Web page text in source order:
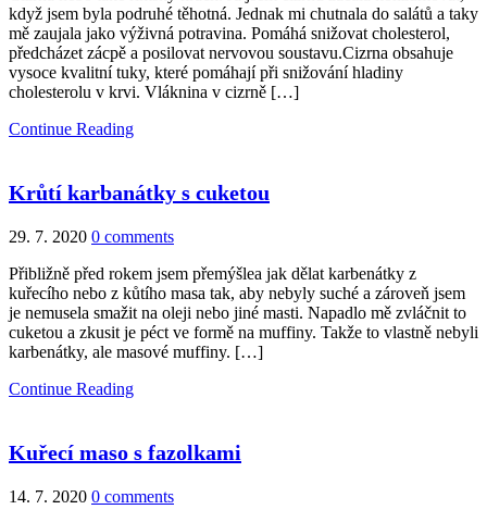
když jsem byla podruhé těhotná. Jednak mi chutnala do salátů a taky
mě zaujala jako výživná potravina. Pomáhá snižovat cholesterol,
předcházet zácpě a posilovat nervovou soustavu.Cizrna obsahuje
vysoce kvalitní tuky, které pomáhají při snižování hladiny
cholesterolu v krvi. Vláknina v cizrně […]
Continue Reading
Krůtí karbanátky s cuketou
29. 7. 2020 0 comments
Přibližně před rokem jsem přemýšlea jak dělat karbenátky z
kuřecího nebo z kůtího masa tak, aby nebyly suché a zároveň jsem
je nemusela smažit na oleji nebo jiné masti. Napadlo mě zvláčnit to
cuketou a zkusit je péct ve formě na muffiny. Takže to vlastně nebyli
karbenátky, ale masové muffiny. […]
Continue Reading
Kuřecí maso s fazolkami
14. 7. 2020 0 comments